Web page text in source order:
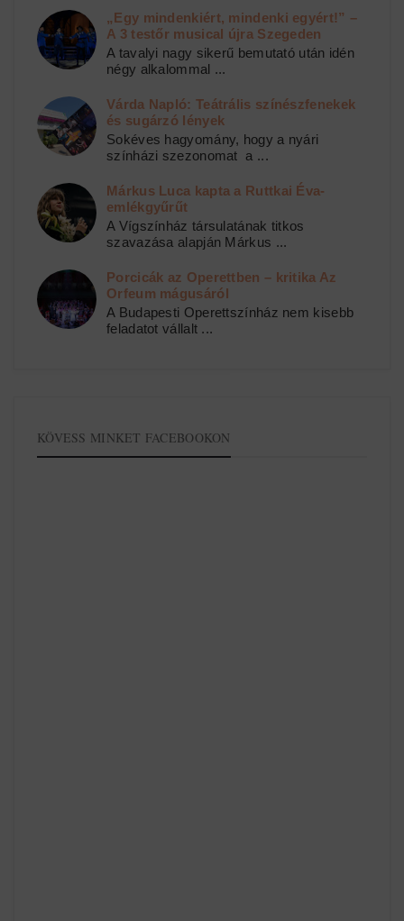
„Egy mindenkiért, mindenki egyért!” –
A 3 testőr musical újra Szegeden
A tavalyi nagy sikerű bemutató után idén
négy alkalommal ...
Várda Napló: Teátrális színészfenekek
és sugárzó lények
Sokéves hagyomány, hogy a nyári
színházi szezonomat a ...
Márkus Luca kapta a Ruttkai Éva-
emlékgyűrűt
A Vígszínház társulatának titkos
szavazása alapján Márkus ...
Porcicák az Operettben – kritika Az
Orfeum mágusáról
A Budapesti Operettszínház nem kisebb
feladatot vállalt ...
KÖVESS MINKET FACEBOOKON